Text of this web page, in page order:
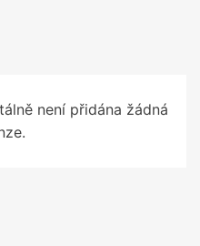
není přidána žádná